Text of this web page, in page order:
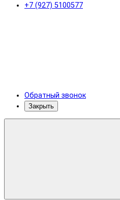
+7 (927) 5100577
Обратный звонок
Закрыть